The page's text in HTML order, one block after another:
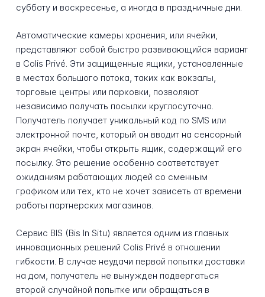
субботу и воскресенье, а иногда в праздничные дни.
Автоматические камеры хранения, или ячейки,
представляют собой быстро развивающийся вариант
в Colis Privé. Эти защищенные ящики, установленные
в местах большого потока, таких как вокзалы,
торговые центры или парковки, позволяют
независимо получать посылки круглосуточно.
Получатель получает уникальный код по SMS или
электронной почте, который он вводит на сенсорный
экран ячейки, чтобы открыть ящик, содержащий его
посылку. Это решение особенно соответствует
ожиданиям работающих людей со сменным
графиком или тех, кто не хочет зависеть от времени
работы партнерских магазинов.
Сервис BIS (Bis In Situ) является одним из главных
инновационных решений Colis Privé в отношении
гибкости. В случае неудачи первой попытки доставки
на дом, получатель не вынужден подвергаться
второй случайной попытке или обращаться в